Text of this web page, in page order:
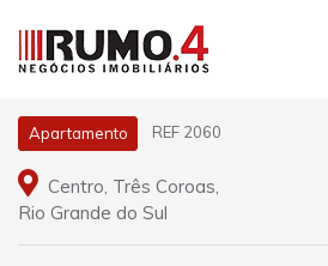
Apartamento REF 2060
Centro, Três Coroas,
Rio Grande do Sul